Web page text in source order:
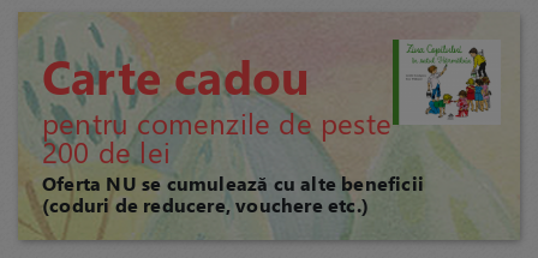
Carte cadou
pentru comenzile de peste
200 de lei
Oferta NU se cumulează cu alte beneficii
(coduri de reducere, vouchere etc.)